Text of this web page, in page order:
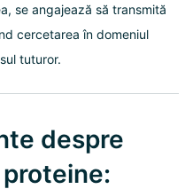
se angajează să transmită
cercetarea în domeniul
tuturor.
despre